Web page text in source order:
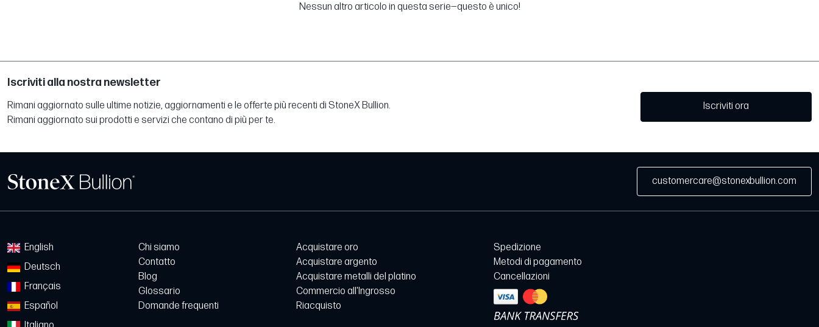
Nessun altro articolo in questa serie—questo è unico!
Iscriviti alla nostra newsletter
Rimani aggiornato sulle ultime notizie, aggiornamenti e le offerte più recenti di StoneX Bullion.
Rimani aggiornato sui prodotti e servizi che contano di più per te.
Iscriviti ora
customercare@stonexbullion.com
English
Deutsch
Français
Español
Chi siamo
Contatto
Blog
Glossario
Domande frequenti
Acquistare oro
Acquistare argento
Acquistare metalli del platino
Commercio all'Ingrosso
Riacquisto
Spedizione
Metodi di pagamento
Cancellazioni